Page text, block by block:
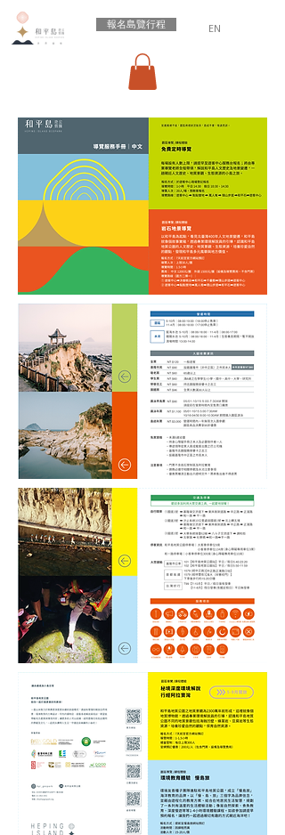
報名島覽行程 EN